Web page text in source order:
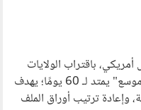
باقتراب الولايات
المتحدة وإيران من توقيع اتفاق "تهدئة موسع" يمتد لـ 60 يومًا؛ يهدف
ترتيب أوراق الملف